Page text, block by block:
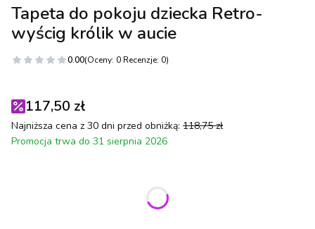
Tapeta do pokoju dziecka Retro-
wyścig królik w aucie
0.00(Oceny: 0 Recenzje: 0)
117,50 zł
Najniższa cena z 30 dni przed obniżką: 118,75 zł
Promocja trwa do 31 sierpnia 2026
Poszczególne warianty mogą różnić się ceną